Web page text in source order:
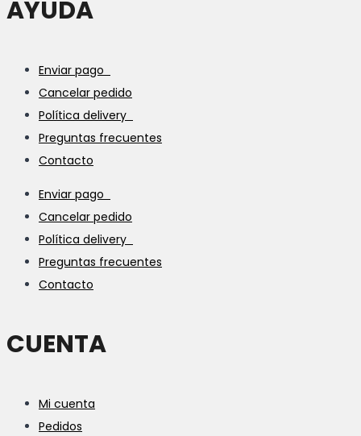
AYUDA
Enviar pago
Cancelar pedido
Política delivery
Preguntas frecuentes
Contacto
Enviar pago
Cancelar pedido
Política delivery
Preguntas frecuentes
Contacto
CUENTA
Mi cuenta
Pedidos